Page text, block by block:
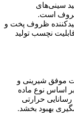
سینی‌های
است.
ظروف پخت و
نچسب تولید
موفق شیرینی و
اساس نوع ماده
حرارتی
بهبود بخشد.